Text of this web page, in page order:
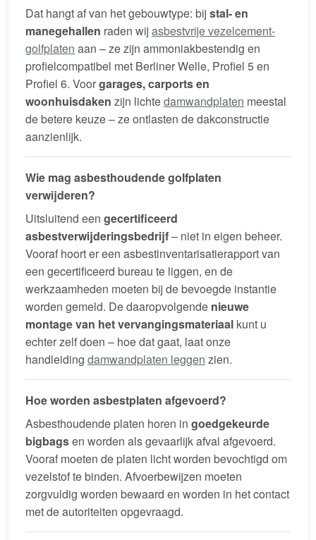
Dat hangt af van het gebouwtype: bijstal- en
manegehallen raden wijasbestvrije vezelcement-
golfplaten aan – ze zijn ammoniakbestendig en
profielcompatibel met Berliner Welle, Profiel 5 en
Profiel 6. Voorgarages, carports en
woonhuisdaken zijn lichtedamwandplaten meestal
de betere keuze – ze ontlasten de dakconstructie
aanzienlijk.
Wie mag asbesthoudende golfplaten
verwijderen?
Uitsluitend een gecertificeerd
asbestverwijderingsbedrijf– niet in eigen beheer.
Vooraf hoort er een asbestinventarisatierapport van
een gecertificeerd bureau te liggen, en de
werkzaamheden moeten bij de bevoegde instantie
worden gemeld. De daaropvolgende nieuwe
montage van het vervangingsmateriaal kunt u
echter zelf doen – hoe dat gaat, laat onze
handleiding damwandplaten leggen zien.
Hoe worden asbestplaten afgevoerd?
Asbesthoudende platen horen in goedgekeurde
bigbagsen worden als gevaarlijk afval afgevoerd.
Vooraf moeten de platen licht worden bevochtigd om
vezelstof te binden. Afvoerbewijzen moeten
zorgvuldig worden bewaard en worden in het contact
met de autoriteiten opgevraagd.